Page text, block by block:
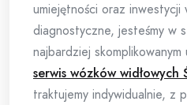
umiejętności oraz
diagnostyczne, jesteśmy w
najbardziej skomplikowanym
serwis wózków widłowych
traktujemy indywidualnie, z